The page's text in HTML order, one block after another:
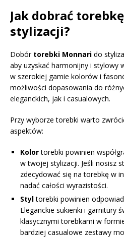
Jak dobrać
stylizacji?
Dobór torebki Monnari do
aby uzyskać harmonijny i stylowy
w szerokiej gamie kolorów i
możliwości dopasowania do
eleganckich, jak i casualowych.
Przy wyborze torebki warto
aspektów:
Kolortorebki powinien
w twojej stylizacji. Jeśli nosisz
zdecydować się na torebkę w
nadać całości wyrazistości.
Styltorebki powinien
Eleganckie sukienki i garnitury
klasycznymi torebkami w
bardziej casualowe zestawy